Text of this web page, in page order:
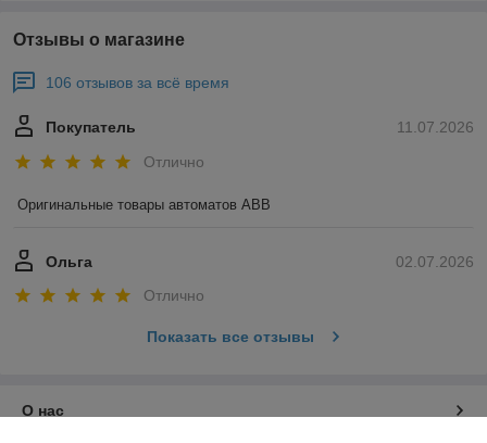
Отзывы о магазине
106 отзывов за всё время
11.07.2026
Покупатель
Отлично
Оригинальные товары автоматов ABB
02.07.2026
Ольга
Отлично
Показать все отзывы
О нас